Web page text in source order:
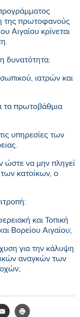
της πρωτοφανούς
Αιγαίου κρίνεται
δυνατότητα:
ιατρών και
τα πρωτοβάθμια
υπηρεσίες των
ώστε να μην πληγεί
κατοίκων, ο
και Τοπική
Βορείου Αιγαίου;
για την κάλυψη
αναγκών των